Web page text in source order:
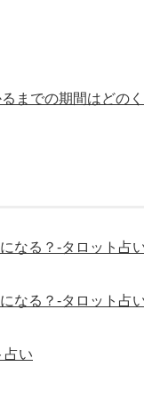
までの期間はどの
なる？-タロット占
なる？-タロット占
占い